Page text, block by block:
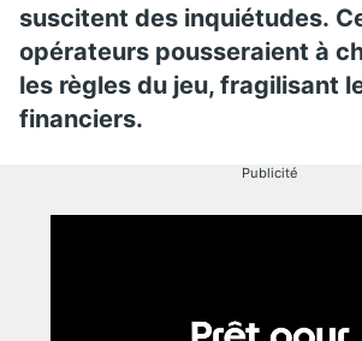
suscitent des inquiétudes.
opérateurs pousseraient à
les règles du jeu, fragilisant
financiers.
Publicité